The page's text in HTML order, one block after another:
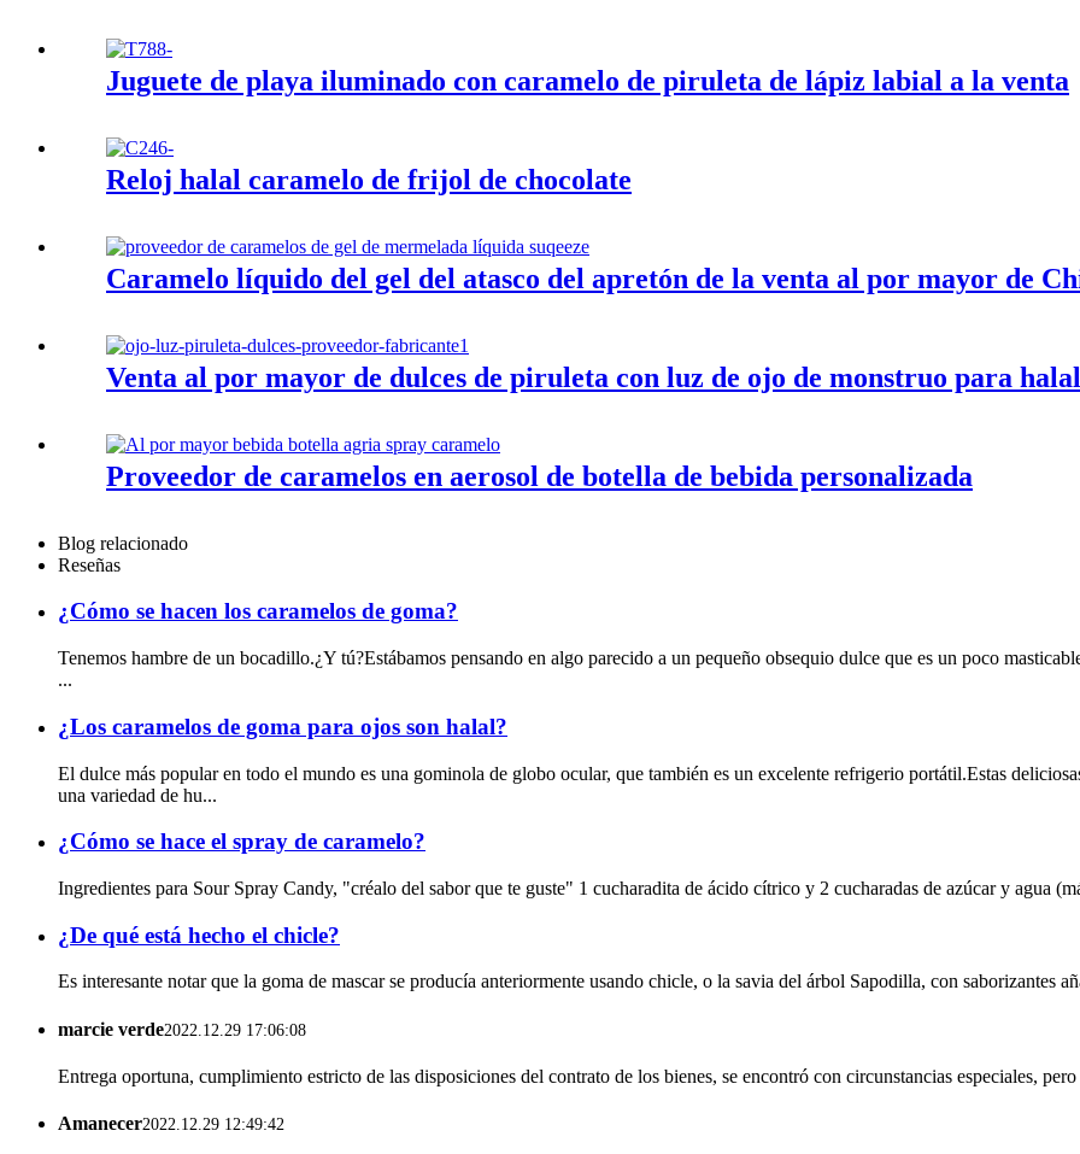
Juguete de playa iluminado con caramelo de piruleta de lápiz labial a la venta
Reloj halal caramelo de frijol de chocolate
Caramelo líquido del gel del atasco del apretón de la venta al por mayor de
Venta al por mayor de dulces de piruleta con luz de ojo de monstruo para halal
Proveedor de caramelos en aerosol de botella de bebida personalizada
Blog relacionado
Reseñas
¿Cómo se hacen los caramelos de goma?
Tenemos hambre de un bocadillo.¿Y tú?Estábamos pensando en algo parecido a un pequeño obsequio dulce que es un poco
...
¿Los caramelos de goma para ojos son halal?
El dulce más popular en todo el mundo es una gominola de globo ocular, que también es un excelente refrigerio portátil.Estas
una variedad de hu...
¿Cómo se hace el spray de caramelo?
Ingredientes para Sour Spray Candy, "créalo del sabor que te guste" 1 cucharadita de ácido cítrico y 2 cucharadas de azúcar y agua
¿De qué está hecho el chicle?
Es interesante notar que la goma de mascar se producía anteriormente usando chicle, o la savia del árbol Sapodilla, con saborizantes
marcie verde2022.12.29 17:06:08
Entrega oportuna, cumplimiento estricto de las disposiciones del contrato de los bienes, se encontró con circunstancias especiales,
Amanecer2022.12.29 12:49:42